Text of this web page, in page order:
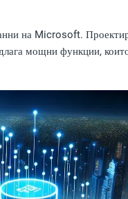
на Microsoft.
мощни функции,